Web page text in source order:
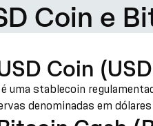
Coin e
Coin
é uma stablecoin
denominadas em